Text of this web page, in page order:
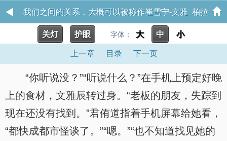
我们之间的关系，大概可以被称作崔雪宁-文雅 柏拉
图之壁
关灯 护眼 字体： 大 中 小
上一章 目录 下一页
“你听说没？”“听说什么？”在手机上预定好晚
上的食材，文雅辰转过身。“老板的朋友，失踪到
现在还没有找到。”君侑道指着手机屏幕给她看，
“都快成都市怪谈了。”“嗯。”“也不知道找见她的